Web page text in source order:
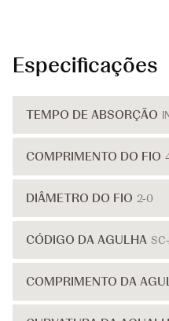
Especificações
TEMPO DE ABSORÇÃO
COMPRIMENTO DO FIO
DIÂMETRO DO FIO 2-0
CÓDIGO DA AGULHA
COMPRIMENTO DA